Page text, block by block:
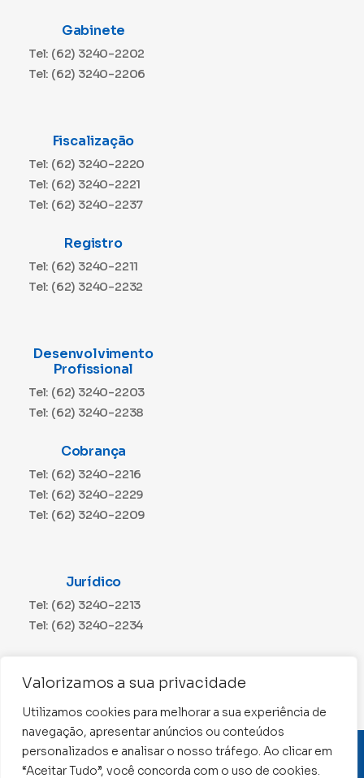
Valorizamos a sua privacidade
Utilizamos cookies para melhorar a sua experiência de
navegação, apresentar anúncios ou conteúdos
personalizados e analisar o nosso tráfego. Ao clicar em
“Aceitar Tudo”, você concorda com o uso de cookies.
Gabinete
Tel: (62) 3240-2202
Tel: (62) 3240-2206
Fiscalização
Tel: (62) 3240-2220
Tel: (62) 3240-2221
Tel: (62) 3240-2237
Registro
Tel: (62) 3240-2211
Tel: (62) 3240-2232
Desenvolvimento
Profissional
Tel: (62) 3240-2203
Tel: (62) 3240-2238
Cobrança
Tel: (62) 3240-2216
Tel: (62) 3240-2229
Tel: (62) 3240-2209
Jurídico
Tel: (62) 3240-2213
Tel: (62) 3240-2234
Tel: (62) 3240-2230
CNPJ: 01.015.676/0001-11